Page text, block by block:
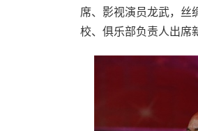
席、影视演员龙武，丝
校、俱乐部负责人出席